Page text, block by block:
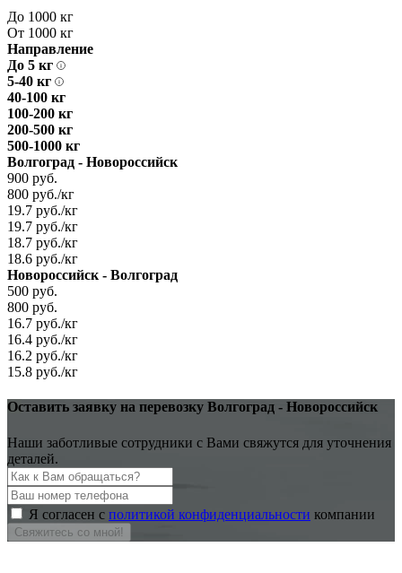
До 1000 кг
От 1000 кг
Направление
До 5 кг
5-40 кг
40-100 кг
100-200 кг
200-500 кг
500-1000 кг
Волгоград - Новороссийск
900 руб.
800 руб./кг
19.7 руб./кг
19.7 руб./кг
18.7 руб./кг
18.6 руб./кг
Новороссийск - Волгоград
500 руб.
800 руб.
16.7 руб./кг
16.4 руб./кг
16.2 руб./кг
15.8 руб./кг
Оставить заявку на перевозку Волгоград - Новороссийск
Наши заботливые сотрудники с Вами свяжутся для уточнения
деталей.
Я согласен с политикой конфиденциальности компании
Свяжитесь со мной!